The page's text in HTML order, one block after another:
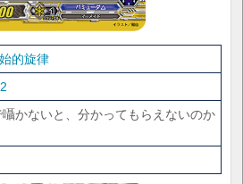
的旋律
かないと、分かってもらえないのか